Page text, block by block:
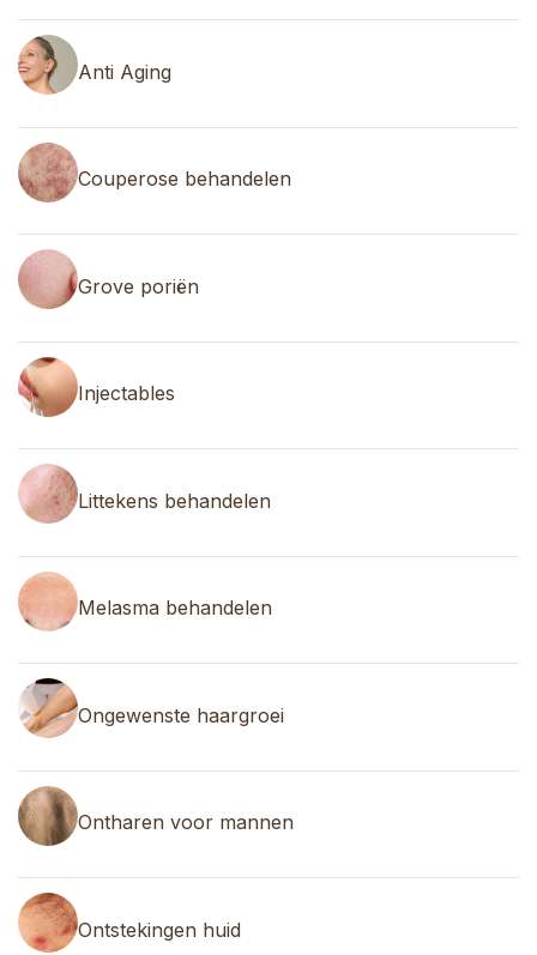
Anti Aging
Couperose behandelen
Grove poriën
Injectables
Littekens behandelen
Melasma behandelen
Ongewenste haargroei
Ontharen voor mannen
Ontstekingen huid